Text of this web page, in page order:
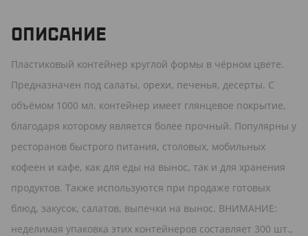
ОПИСАНИЕ
Пластиковый контейнер круглой формы в чёрном цвете.
Предназначен под салаты, орехи, печенья, десерты. С
объёмом 1000 мл. контейнер имеет глянцевое покрытие,
благодаря которому является более прочный. Популярны у
ресторанов быстрого питания, столовых, мобильных
кофеен и кафе, как для еды на вынос, так и для хранения
продуктов. Также используются при продаже готовых
блюд, закусок, салатов, выпечки на вынос. ВНИМАНИЕ:
неделимая упаковка этих контейнеров составляет 300 шт.,